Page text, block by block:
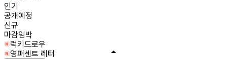
인기
공개예정
신규
마감임박
럭키드로우
영퍼센트 레터